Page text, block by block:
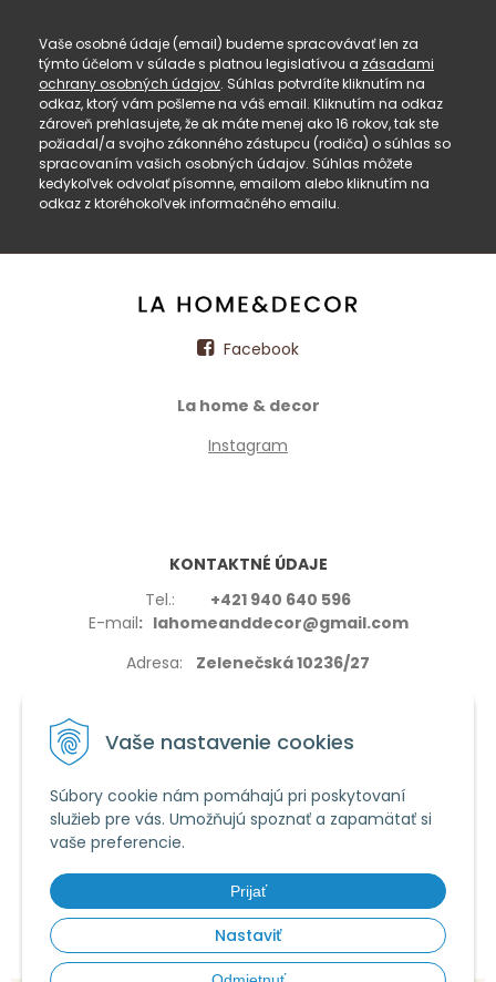
Vaše nastavenie cookies
Súbory cookie nám pomáhajú pri poskytovaní
služieb pre vás. Umožňujú spoznať a zapamätať si
vaše preferencie.
Prijať
Nastaviť
Vaše osobné údaje (email) budeme spracovávať len za
týmto účelom v súlade s platnou legislatívou a zásadami
ochrany osobných údajov. Súhlas potvrdíte kliknutím na
odkaz, ktorý vám pošleme na váš email. Kliknutím na odkaz
zároveň prehlasujete, že ak máte menej ako 16 rokov, tak ste
požiadal/a svojho zákonného zástupcu (rodiča) o súhlas so
spracovaním vašich osobných údajov. Súhlas môžete
kedykoľvek odvolať písomne, emailom alebo kliknutím na
odkaz z ktoréhokoľvek informačného emailu.
Facebook
La home & decor
Instagram
KONTAKTNÉ ÚDAJE
Tel.: +421 940 640 596
E-mail: lahomeanddecor@gmail.com
Adresa: Zelenečská 10236/27
VŠETKO O NÁKUPE
Používanie cookies
Obchodné podmienky